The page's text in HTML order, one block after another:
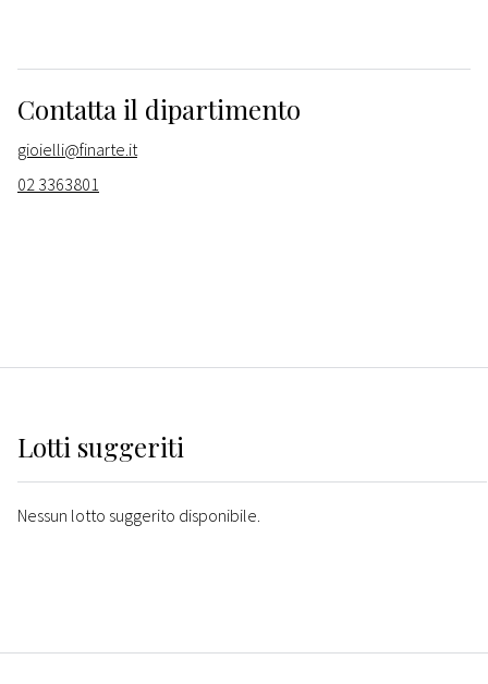
Contatta il dipartimento
gioielli@finarte.it
02 3363801
Lotti suggeriti
Nessun lotto suggerito disponibile.